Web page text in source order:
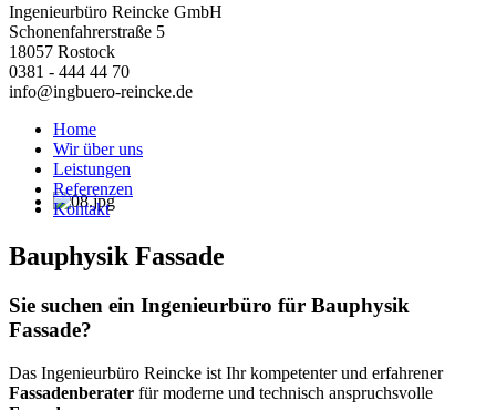
Ingenieurbüro Reincke GmbH
Schonenfahrerstraße 5
18057 Rostock
0381 - 444 44 70
info@ingbuero-reincke.de
Home
Wir über uns
Leistungen
Referenzen
Kontakt
Bauphysik Fassade
Sie suchen ein Ingenieurbüro für Bauphysik
Fassade?
Das Ingenieurbüro Reincke ist Ihr kompetenter und erfahrener
Fassadenberater für moderne und technisch anspruchsvolle